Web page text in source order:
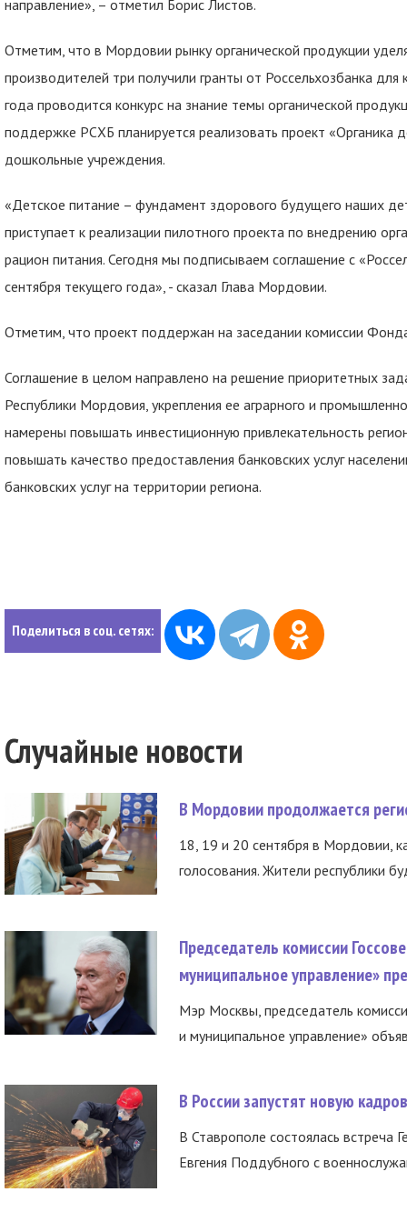
направление», – отметил Борис Листов.
Отметим, что в Мордовии рынку органической продукции
производителей три получили гранты от Россельхозбанка
года проводится конкурс на знание темы органической
поддержке РСХБ планируется реализовать проект «Органика
дошкольные учреждения.
«Детское питание – фундамент здорового будущего наших
приступает к реализации пилотного проекта по внедрению
рацион питания. Сегодня мы подписываем соглашение с
сентября текущего года», - сказал Глава Мордовии.
Отметим, что проект поддержан на заседании комиссии
Соглашение в целом направлено на решение приоритетных
Республики Мордовия, укрепления ее аграрного и
намерены повышать инвестиционную привлекательность
повышать качество предоставления банковских услуг
банковских услуг на территории региона.
Поделиться в соц. сетях:
Случайные новости
В Мордовии продолжается
18, 19 и 20 сентября в Мордовии,
голосования. Жители республики
Председатель комиссии
муниципальное управление»
Мэр Москвы, председатель
и муниципальное управление»
В России запустят новую
В Ставрополе состоялась встреча
Евгения Поддубного с